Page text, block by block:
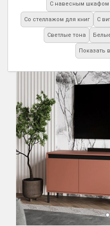
С навесным шкафом
Со стеллажом для книг С
Светлые тона
Показать